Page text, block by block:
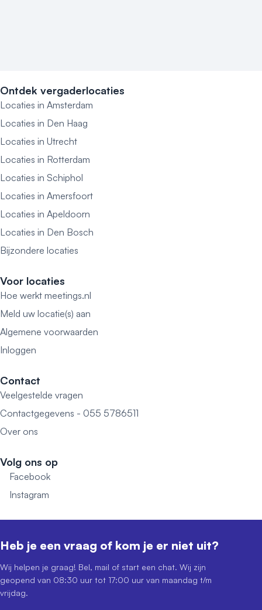
Ontdek vergaderlocaties
Locaties in Amsterdam
Locaties in Den Haag
Locaties in Utrecht
Locaties in Rotterdam
Locaties in Schiphol
Locaties in Amersfoort
Locaties in Apeldoorn
Locaties in Den Bosch
Bijzondere locaties
Voor locaties
Hoe werkt meetings.nl
Meld uw locatie(s) aan
Algemene voorwaarden
Inloggen
Contact
Veelgestelde vragen
Contactgegevens - 055 5786511
Over ons
Volg ons op
Facebook
Instagram
Heb je een vraag of kom je er niet uit?
Wij helpen je graag! Bel, mail of start een chat. Wij zijn
geopend van 08:30 uur tot 17:00 uur van maandag t/m
vrijdag.